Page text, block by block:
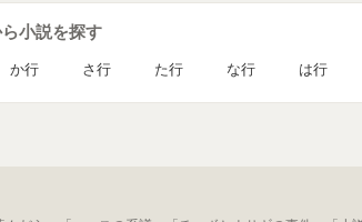
小説を探す
か行 さ行 た行 な行 は行